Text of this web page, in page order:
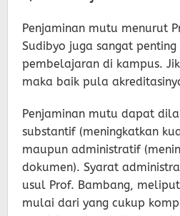
Penjaminan mutu menurut
Sudibyo juga sangat
pembelajaran di kampus.
maka baik pula
Penjaminan mutu dapat
substantif (meningkatkan
maupun administratif
dokumen). Syarat
usul Prof. Bambang,
mulai dari yang cukup